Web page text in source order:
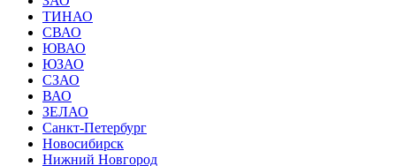
ТИНАО
СВАО
ЮВАО
ЮЗАО
СЗАО
ВАО
ЗЕЛАО
Санкт-Петербург
Новосибирск
Нижний Новгород